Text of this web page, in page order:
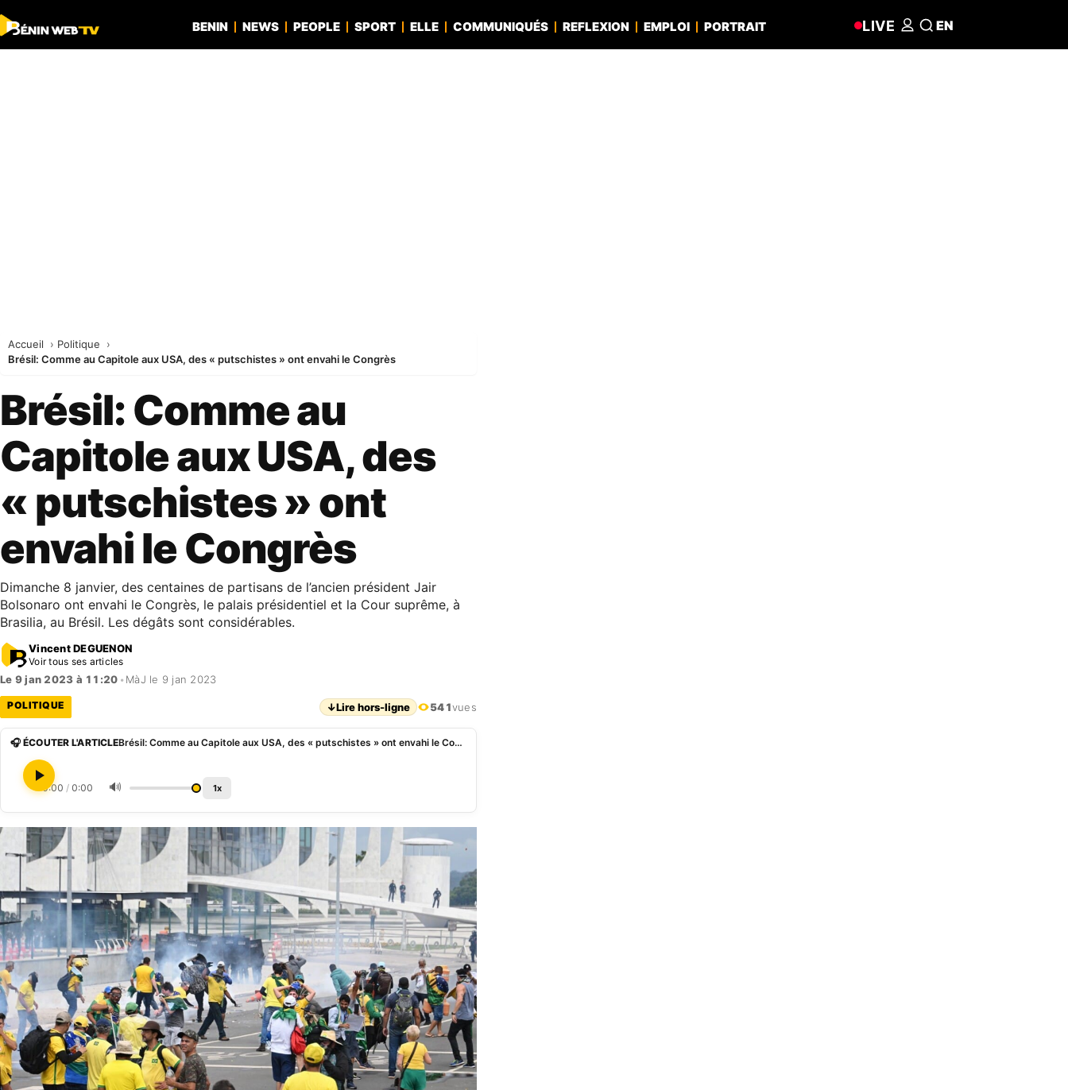
BENIN NEWS PEOPLE SPORT ELLE COMMUNIQUÉS REFLEXION EMPLOI PORTRAIT LIVE EN
Accueil
Politique
Brésil: Comme au Capitole aux USA, des « putschistes » ont envahi le Congrès
Brésil: Comme au
Capitole aux USA, des
« putschistes » ont
envahi le Congrès
Dimanche 8 janvier, des centaines de partisans de l’ancien président Jair
Bolsonaro ont envahi le Congrès, le palais présidentiel et la Cour suprême, à
Brasilia, au Brésil. Les dégâts sont considérables.
Vincent DEGUENON
Voir tous ses articles
Le 9 jan 2023 à 11:20 • MàJ le 9 jan 2023
POLITIQUE ↓Lire hors-ligne 541vues
🎧 ÉCOUTER L'ARTICLE Brésil: Comme au Capitole aux USA, des « putschistes » ont envahi le Congrès
0:00 / 0:00 🔊 1x